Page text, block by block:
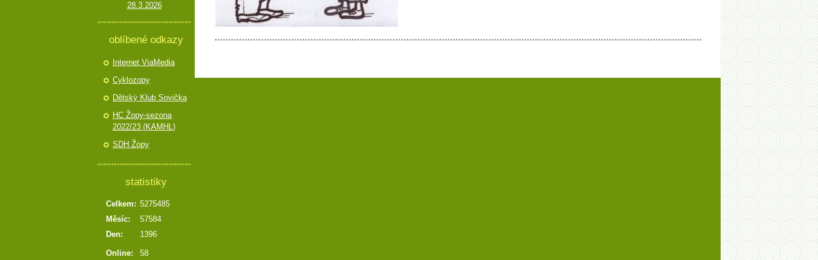
28.3.2026
oblíbené odkazy
Internet ViaMedia
Cyklozopy
Dětský Klub Sovička
HC Žopy-sezona
2022/23 (KAMHL)
SDH Žopy
statistiky
Online: 58
Celkem: 5275485
Měsíc:
57584
Den:
1396